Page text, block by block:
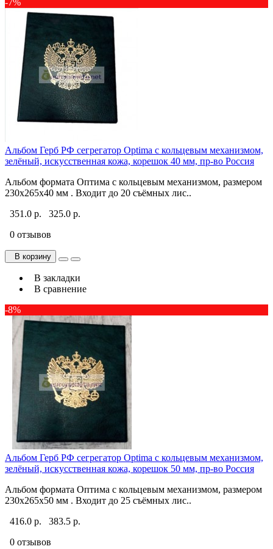
-7%
Альбом Герб РФ сегрегатор Optima с кольцевым механизмом,
зелёный, искусственная кожа, корешок 40 мм, пр-во Россия
Альбом формата Оптима с кольцевым механизмом, размером
230х265х40 мм . Входит до 20 съёмных лис..
351.0 р.
325.0 р.
0 отзывов
В корзину
В закладки
В сравнение
-8%
Альбом Герб РФ сегрегатор Optima с кольцевым механизмом,
зелёный, искусственная кожа, корешок 50 мм, пр-во Россия
Альбом формата Оптима с кольцевым механизмом, размером
230х265х50 мм . Входит до 25 съёмных лис..
416.0 р.
383.5 р.
0 отзывов